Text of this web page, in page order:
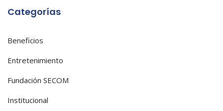
Categorías
Beneficios
Entretenimiento
Fundación SECOM
Institucional